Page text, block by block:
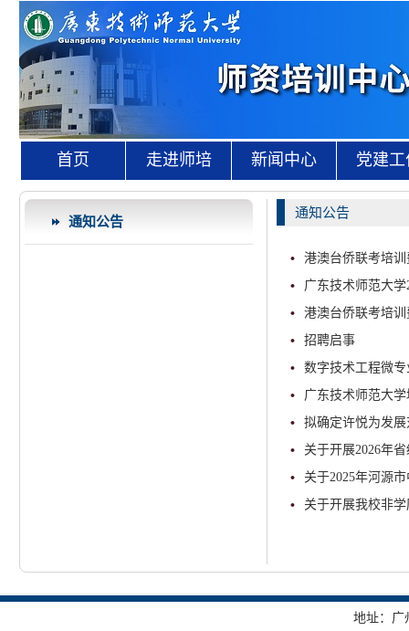
首页 走进师培 新闻中心 党建工
通知公告
通知公告
港澳台侨联考培
广东技术师范大
港澳台侨联考培
招聘启事
数字技术工程微
广东技术师范大
拟确定许悦为发
关于开展2026年
关于2025年河源
关于开展我校非
地址：广